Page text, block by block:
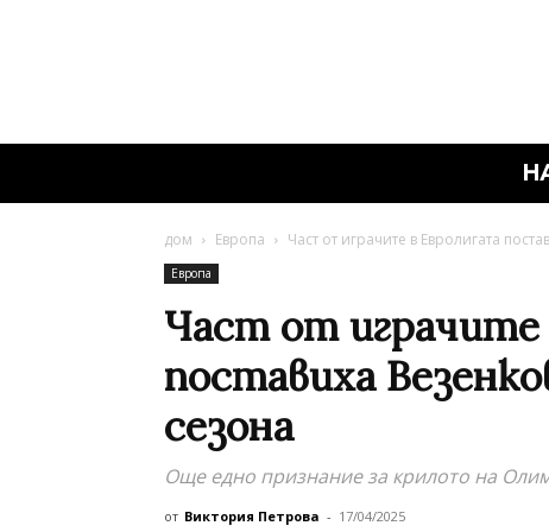
дом Европа Част от играчите в Евролигата
Европа
Част от играчите
поставиха
сезона
Още едно признание за крилото на
от Виктория Петрова - 17/04/2025